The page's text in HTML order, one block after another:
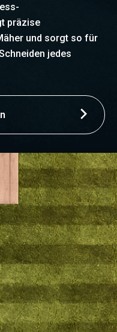
präzise
und sorgt so für
jedes